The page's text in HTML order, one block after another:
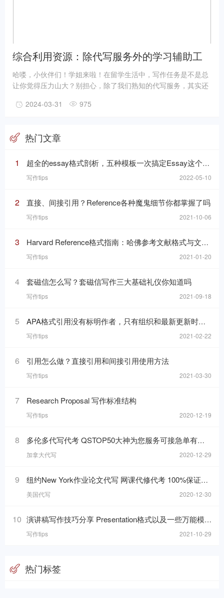
综合利用资源：除代写服务外的学习辅助工
具介绍
哈喽，小伙伴们！学姐来啦！在留学生活中，写作任务是不是总
让你觉得压力山大？别担心，除了我们熟知的代写服务，其实还
天，学姐就来给大家揭秘这些宝藏工具，让你的学习之旅更加轻
2024-03-31 975
热门文章
1 超全的essay格式剖析，五种模板一次搞定Essay这个“八股文”
写作tips 2022-05-10
2 直接、间接引用？Reference各种魔鬼细节你都掌握了吗
写作tips 2021-10-06
3 Harvard Reference格式指南：哈佛参考文献格式与文内引用格式
写作tips 2021-01-20
4 套磁信怎么写？套磁信写作三大基础礼仪你知道吗
写作tips 2021-09-18
5 APA格式引用没有标明作者，只有组织和最新更新时间的网页，在reference list里要怎么写
写作tips 2021-02-22
6 引用怎么做？直接引用和间接引用使用方法
写作tips 2021-03-30
7 Research Proposal 写作标准结构
写作tips 2020-12-19
8 多伦多代写代考 QSTOP50大神为您服务可接急单有保障
加拿大代写 2020-12-29
9 纽约New York作业论文代写 网课代修代考 100%保证质量可加急
美国代写 2020-12-30
10 演讲稿写作技巧分享 Presentation格式以及一些万能模板句分享
写作tips 2021-10-29
热门标签